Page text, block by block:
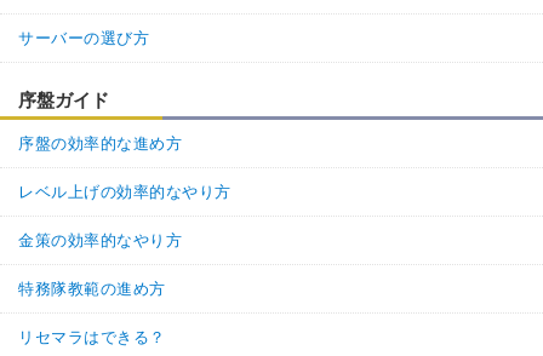
サーバーの選び方
序盤ガイド
序盤の効率的な進め方
レベル上げの効率的なやり方
金策の効率的なやり方
特務隊教範の進め方
リセマラはできる？